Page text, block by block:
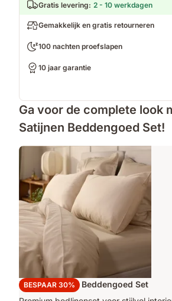
Gratis levering: 2 - 10 werkdagen
Gemakkelijk en gratis retourneren
100 nachten proefslapen
10 jaar garantie
Ga voor de complete look
Satijnen Beddengoed Set!
BESPAAR 30%
Emma Satijnen Beddengoed Set